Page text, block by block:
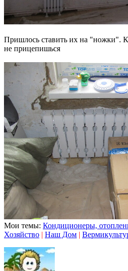
Пришлось ставить их на "ножки".
не прицепишься
Мои темы: Кондиционеры,
Хозяйство | Наш Дом |